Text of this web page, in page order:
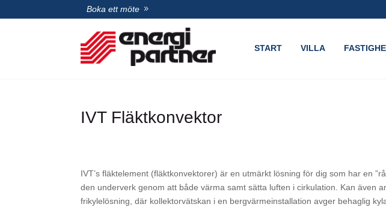
Boka ett möte
START VILLA
IVT Fläktkonvektor
IVT’s fläktelement (fläktkonvektorer) är en utmärkt lösning för dig som har en
den underverk genom att både värma samt sätta luften i cirkulation. Kan även
frikylelösning, där kollektorvätskan i en bergvärmeinstallation avger behaglig